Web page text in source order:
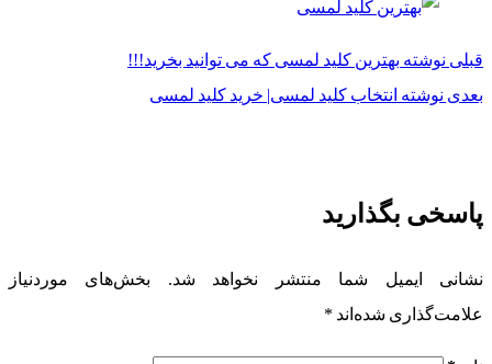
قبلی نوشته بهترین کلید لمسی که می توانید بخرید!!!
بعدی نوشته انتخاب کلید لمسی| خرید کلید لمسی
پاسخی بگذارید
نشانی ایمیل شما منتشر نخواهد شد.
بخش‌های موردنیاز
علامت‌گذاری شده‌اند *